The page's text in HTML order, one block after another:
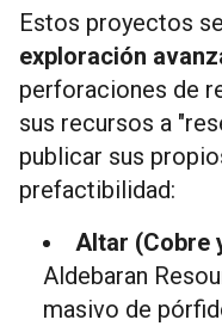
Estos proyectos
exploración
perforaciones de
sus recursos a
publicar sus
prefactibilidad:
Altar (Cobre
Aldebaran
masivo de